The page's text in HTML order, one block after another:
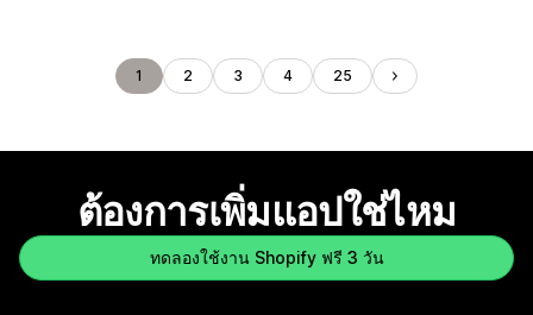
1 2 3 4 25
ต้องการเพิ่มแอปใช่ไหม
ทดลองใช้งาน Shopify ฟรี 3 วัน